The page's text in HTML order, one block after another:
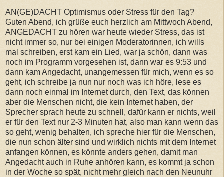
AN(GE)DACHT Optimismus oder Stress für den Tag?
Guten Abend, ich grüße euch herzlich am Mittwoch Abend,
ANGEDACHT zu hören war heute wieder Stress, das ist
nicht immer so, nur bei einigen Moderatorinnen, ich wills
mal schreiben, erst kam ein Lied, war ja schön, dann was
noch im Programm vorgesehen ist, dann war es 9:53 und
dann kam Angedacht, unangemessen für mich, wenn es so
geht, ich schreibe ja nun nur noch was ich höre, lese es
dann noch einmal im Internet durch, den Text, das können
aber die Menschen nicht, die kein Internet haben, der
Sprecher sprach heute zu schnell, dafür kann er nichts, weil
er für den Text nur 2-3 Minuten hat, also man kann wenn das
so geht, wenig behalten, ich spreche hier für die Menschen,
die nun schon älter sind und wirklich nichts mit dem Internet
anfangen können, es könnte anders gehen, damit man
Angedacht auch in Ruhe anhören kann, es kommt ja schon
in der Woche so spät, nicht mehr gleich nach den Neunuhr